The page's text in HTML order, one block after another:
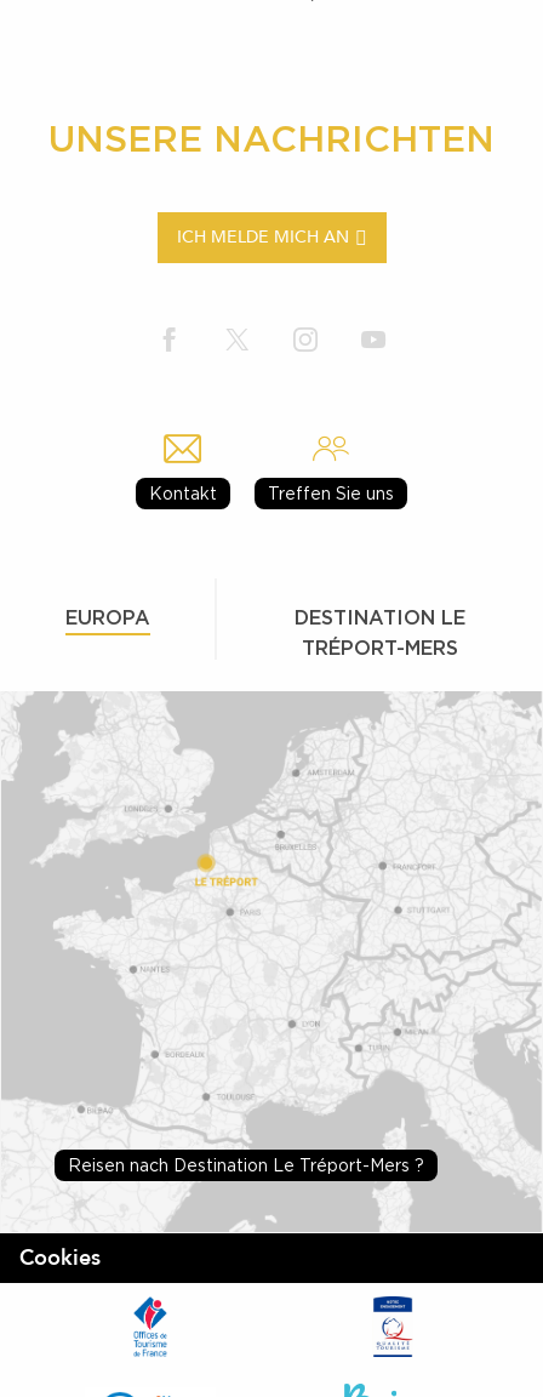
UNSERE NACHRICHTEN
ICH MELDE MICH AN
Kontakt Treffen Sie uns
EUROPA
DESTINATION LE
TRÉPORT-MERS
Reisen nach Destination Le Tréport-Mers ?
Cookies